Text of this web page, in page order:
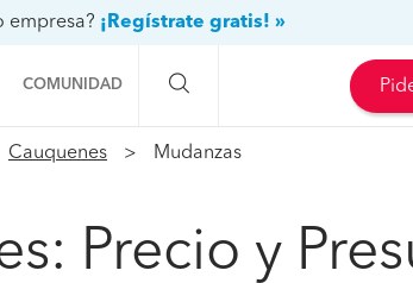
empresa? ¡Regístrate gratis! »
COMUNIDAD
Preguntas a la comunidad
Cauquenes Mudanzas
Precio y